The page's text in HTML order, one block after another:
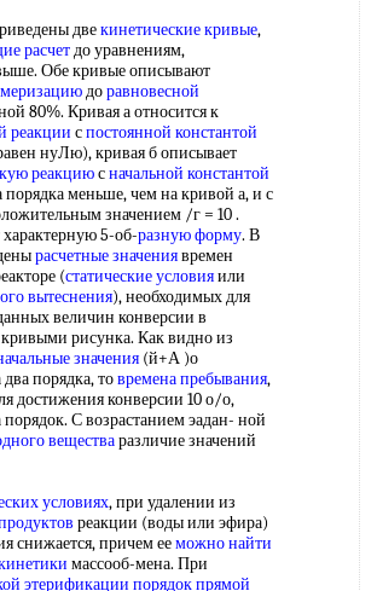
двекинетические кривые,
расчетдо уравнениям,
Обе кривые описывают
доравновесной
80%. Кривая а относится к
реакции спостоянной константой
нуЛю), кривая б описывает
реакциюсначальной константой
порядка меньше, чем на кривой а, и с
значением /г = 10 .
5-об-разную форму. В
расчетные значениявремен
(статические условияили
вытеснения), необходимых для
величин конверсии в
кривыми рисунка. Как видно из
значения (й+А )о
порядка, товремена пребывания,
достижения конверсии 10 о/о,
порядок. С возрастанием эадан- ной
веществаразличие значений
условиях, при удалении из
реакции (воды или эфира)
снижается, причем ееможно найти
массооб-мена. При
этерификации порядок прямой